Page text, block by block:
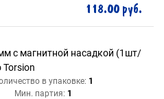
118.00 руб.
с магнитной насадкой (1шт/
Torsion
в упаковке: 1
Мин. партия: 1